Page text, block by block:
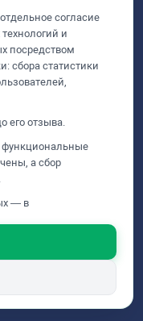
характер и ни
определяемой положениями
согласие
и
посредством
сбора статистики
его отзыва.
функциональные
а сбор
— в
технологий